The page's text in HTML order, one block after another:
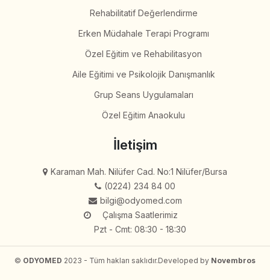
Rehabilitatif Değerlendirme
Erken Müdahale Terapi Programı
Özel Eğitim ve Rehabilitasyon
Aile Eğitimi ve Psikolojik Danışmanlık
Grup Seans Uygulamaları
Özel Eğitim Anaokulu
İletişim
Karaman Mah. Nilüfer Cad. No:1 Nilüfer/Bursa
(0224) 234 84 00
bilgi@odyomed.com
Çalışma Saatlerimiz
Pzt - Cmt: 08:30 - 18:30
© ODYOMED 2023 - Tüm hakları saklıdır.Developed by Novembros